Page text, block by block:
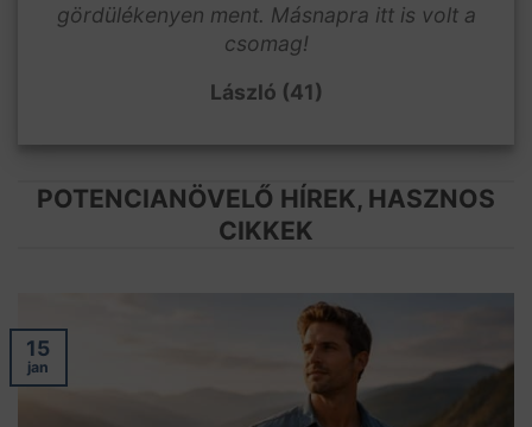
gördülékenyen ment. Másnapra itt is volt a
csomag!
László (41)
POTENCIANÖVELŐ HÍREK, HASZNOS
CIKKEK
15
jan